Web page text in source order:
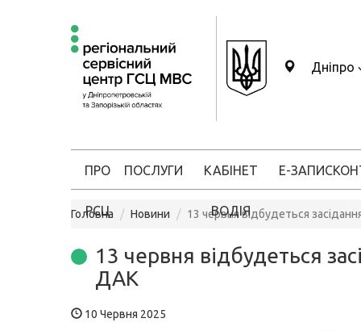
Дніпро
ПРО
РСЦ
ПОСЛУГИ КАБІНЕТ
ВОДІЯ
Е-ЗАПИС
Головна Новини 13 червня відбудеться
13 червня відбудеться
ДАК
10 Червня 2025